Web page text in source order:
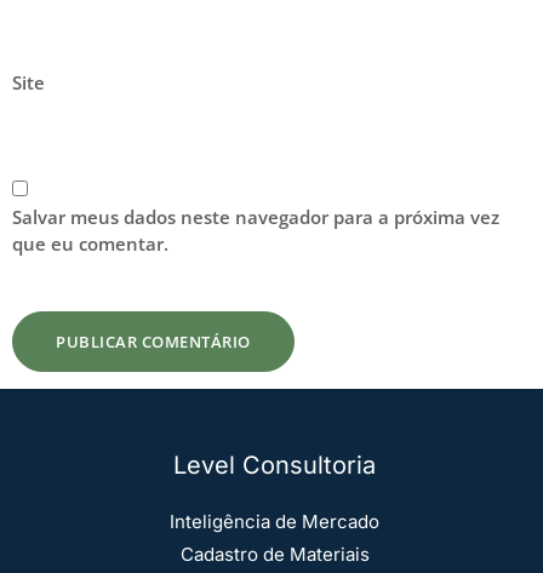
Site
Salvar meus dados neste navegador para a próxima vez
que eu comentar.
Level Consultoria
Inteligência de Mercado
Cadastro de Materiais